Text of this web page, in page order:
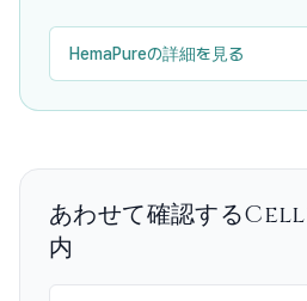
HemaPureの詳細を見る
あわせて確認する
内